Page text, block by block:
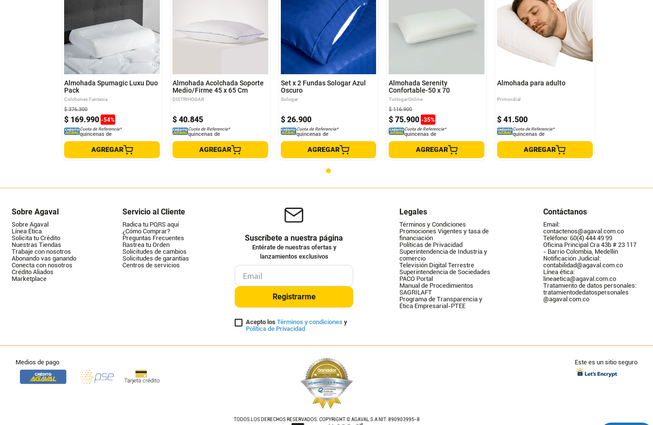
Almohada Spumagic Luxu Duo
Pack
Colchones Fantasia
$ 169.990 -54%
$ 376.300
Cuota de Referencia*
quincenas de
AGREGAR
Almohada Acolchada Soporte
Medio/Firme 45 x 65 Cm
DISTRIHOGAR
$ 40.845
Cuota de Referencia*
quincenas de
AGREGAR
Set x 2 Fundas Sologar Azul
Oscuro
Sologar
$ 26.900
Cuota de Referencia*
quincenas de
AGREGAR
Almohada Serenity
Confortable-50 x 70
TuHogarOnline
$ 75.900 -35%
$ 116.900
Cuota de Referencia*
quincenas de
AGREGAR
Almohada para adulto
Primordial
$ 41 .500
Cuota de Referencia*
quincenas de
AGREGAR
Sobre Agaval
Sobre Agaval
Línea Ética
Solicita tu Crédito
Nuestras Tiendas
Trabaje con nosotros
Abonando vas ganando
Conecta con nosotros
Crédito Aliados
Marketplace
Servicio al Cliente
Radica tu PQRS aquí
¿Cómo Comprar?
Preguntas Frecuentes
Rastrea tu Orden
Solicitudes de cambios
Solicitudes de garantías
Centros de servicios
Suscríbete a nuestra página
Entérate de nuestras ofertas y
lanzamientos exclusivos
Registrarme
Acepto los Términos y condiciones y
Política de Privacidad
Legales
Términos y Condiciones
Promociones Vigentes y tasa de
financiación
Políticas de Privacidad
Superintendencia de Industría y
comercio
Televisión Digital Terrestre
Superintendencia de Sociedades
PACO Portal
Manual de Procedimientos
SAGRILAFT
Programa de Transparencia y
Ética Empresarial-PTEE
Contáctanos
Email:
contactenos@agaval.com.co
Teléfono: 60(4) 444 49 99
Oficina Principal Cra 43b # 23 117
- Barrio Colombia, Medellín
Notificación Judicial:
contabilidad@agaval.com.co
Línea ética:
lineaetica@agaval.com.co
Tratamiento de datos personales:
tratamientodedatospersonales
@agaval.com.co
Medios de pago
TODOS LOS DERECHOS RESERVADOS. COPYRIGHT © AGAVAL S.A NIT: 890903995-8
Este es un sitio seguro